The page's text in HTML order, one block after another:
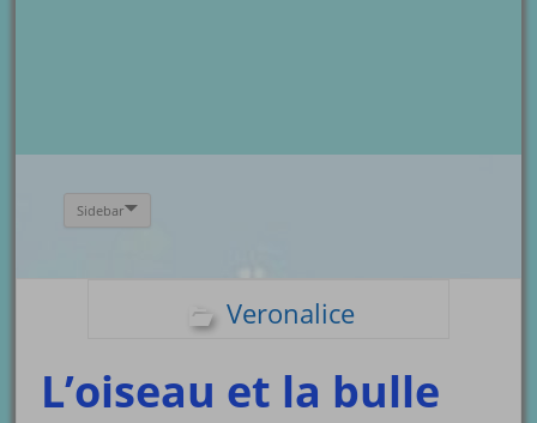
Sidebar
Veronalice
L’oiseau et la bulle